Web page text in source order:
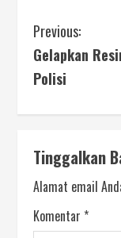
Previous:
Gelapkan
Polisi
Tinggalkan
Alamat email
Komentar *